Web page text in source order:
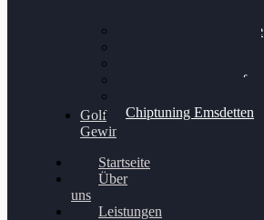
Bilgenroth Performance
Chiptuning Schüttorf
Chiptuning Emsdetten
Golf
Gewinnspiel
Startseite
Über
uns
Leistungen